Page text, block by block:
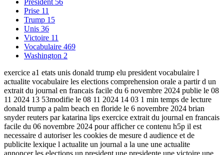
Prise 11
Trump 15
Unis 36
Victoire 11
Vocabulaire 469
Washington 2
exercice a1 etats unis donald trump elu president vocabulaire l
actualite vocabulaire les elections comprehension orale a partir d un
extrait du journal en francais facile du 6 novembre 2024 publie le 08
11 2024 13 53modifie le 08 11 2024 14 03 1 min temps de lecture
donald trump a palm beach en floride le 6 novembre 2024 brian
snyder reuters par katarina lips exercice extrait du journal en francais
facile du 06 novembre 2024 pour afficher ce contenu h5p il est
necessaire d autoriser les cookies de mesure d audience et de
publicite lexique l actualite un journal a la une une actualite
annoncer les elections un president une presidente une victoire une